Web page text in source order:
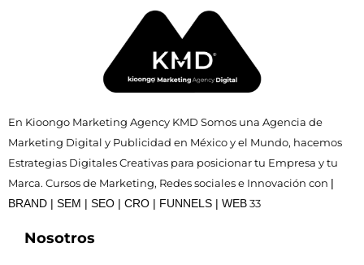
En Kioongo Marketing Agency KMD Somos una Agencia de
Marketing Digital y Publicidad en México y el Mundo, hacemos
Estrategias Digitales Creativas para posicionar tu Empresa y tu
Marca. Cursos de Marketing, Redes sociales e Innovación con |
BRAND | SEM | SEO | CRO | FUNNELS | WEB33
Nosotros